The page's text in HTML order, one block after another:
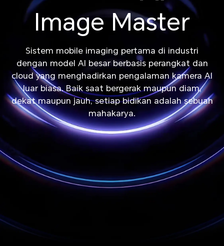
Image Master
Sistem mobile imaging pertama di industri
dengan model AI besar berbasis perangkat dan
cloud yang menghadirkan pengalaman kamera AI
luar biasa. Baik saat bergerak maupun diam,
dekat maupun jauh, setiap bidikan adalah sebuah
mahakarya.